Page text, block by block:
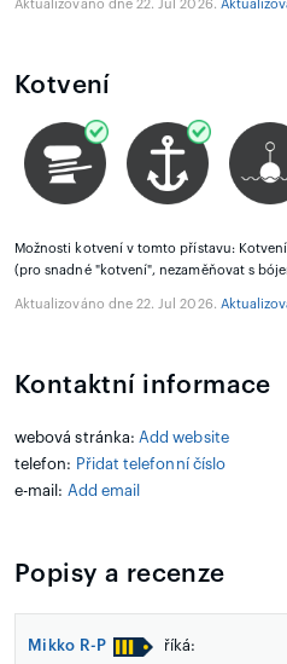
Aktualizováno dne 22. Jul 2026.
Kotvení
Možnosti kotvení v tomto přístavu:
(pro snadné "kotvení", nezaměňovat s
Aktualizováno dne 22. Jul 2026.
Kontaktní informace
webová stránka: Add website
telefon: Přidat telefonní číslo
e-mail: Add email
Popisy a recenze
Mikko R-P říká: